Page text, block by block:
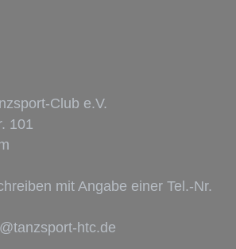
Club e.V.
101
mit Angabe einer Tel.-Nr.
htc.de